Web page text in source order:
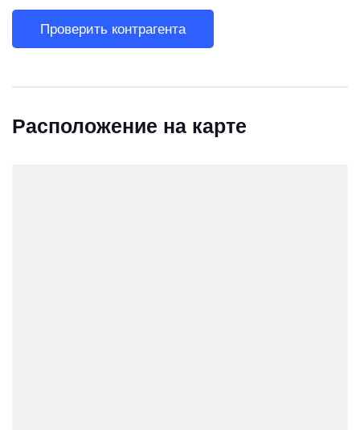
Проверить контрагента
Расположение на карте